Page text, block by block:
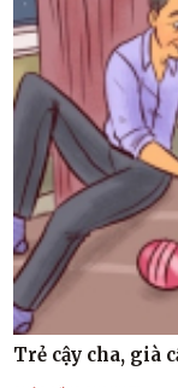
Trẻ cậy cha, già